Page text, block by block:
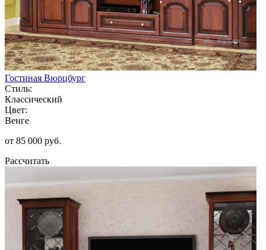
Гостиная Вюрцбург
Стиль:
Классический
Цвет:
Венге
от 85 000 руб.
Рассчитать